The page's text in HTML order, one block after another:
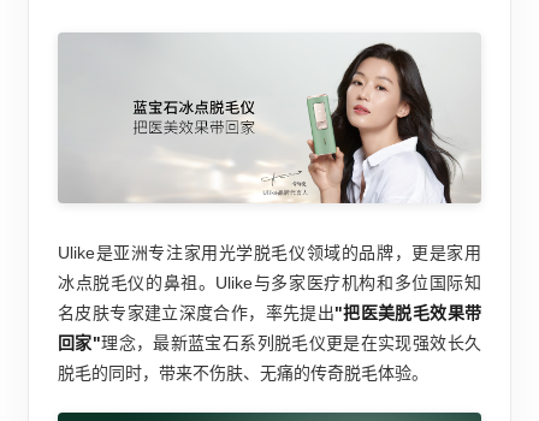
Ulike是亚洲专注家用光学脱毛仪领域的品牌，更是家用
冰点脱毛仪的鼻祖。Ulike与多家医疗机构和多位国际知
名皮肤专家建立深度合作，率先提出"把医美脱毛效果带
回家"理念，最新蓝宝石系列脱毛仪更是在实现强效长久
脱毛的同时，带来不伤肤、无痛的传奇脱毛体验。